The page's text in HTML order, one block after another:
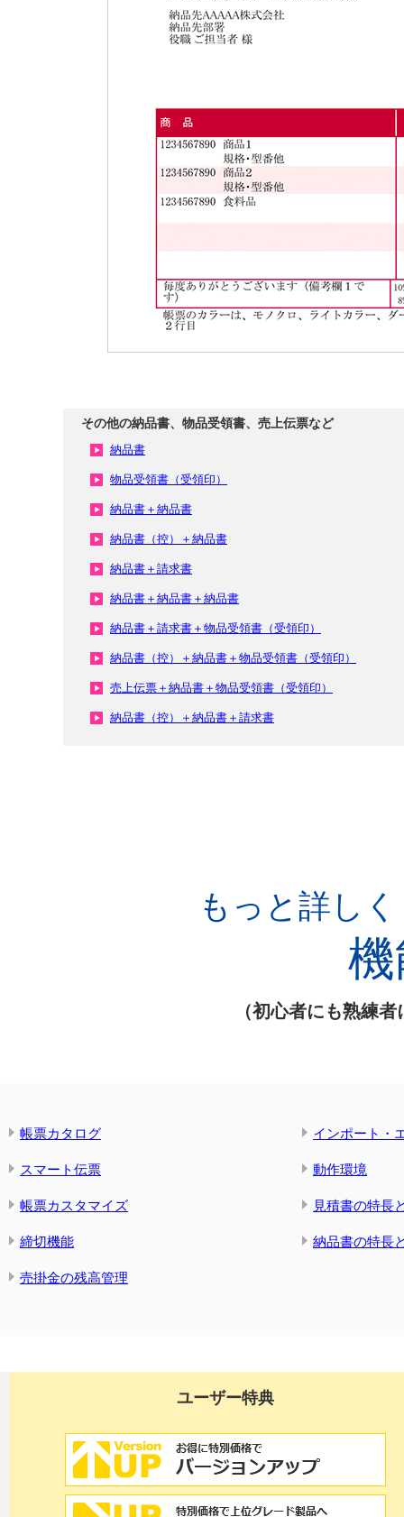
その他の納品書、物品受領書、売上伝票など
納品書
物品受領書（受領印）
納品書＋納品書
納品書（控）＋納品書
納品書＋請求書
納品書＋納品書＋納品書
納品書＋請求書＋物品受領書（受領印）
納品書（控）＋納品書＋物品受領書（受領印）
売上伝票＋納品書＋物品受領書（受領印）
納品書（控）＋納品書＋請求書
もっと詳し
（初心者にも熟練
帳票カタログ インポート・
スマート伝票 動作環境
帳票カスタマイズ 見積書の特長
締切機能 納品書の特長
売掛金の残高管理
ユーザー特典